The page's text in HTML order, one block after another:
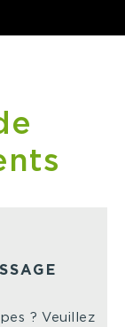
? Veuillez